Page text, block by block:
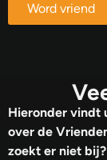
Word vriend
Hieronder vindt
over de
zoekt er niet